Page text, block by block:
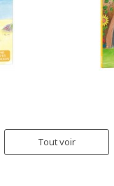
Tout voir